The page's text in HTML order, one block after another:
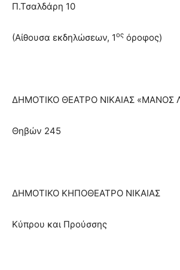
Π.Τσαλδάρη 10
(Αίθουσα εκδηλώσεων, 1ος όροφος)
ΔΗΜΟΤΙΚΟ ΘΕΑΤΡΟ ΝΙΚΑΙΑΣ «ΜΑΝΟΣ
Θηβών 245
ΔΗΜΟΤΙΚΟ ΚΗΠΟΘΕΑΤΡΟ ΝΙΚΑΙΑΣ
Κύπρου και Προύσσης